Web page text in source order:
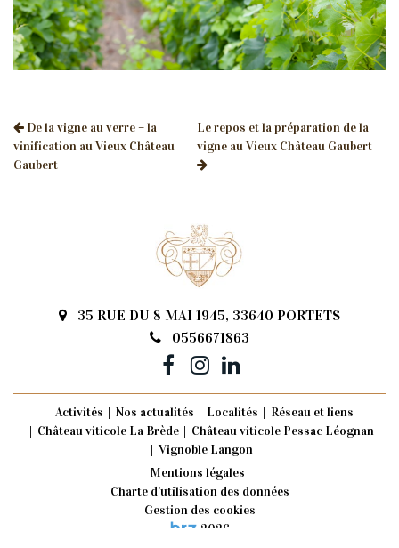
De la vigne au verre – la
vinification au Vieux Château
Gaubert
Le repos et la préparation de la
vigne au Vieux Château Gaubert
35 RUE DU 8 MAI 1945, 33640 PORTETS
0556671863
Activités Nos actualités Localités
Réseau et liens
Château viticole La Brède
Château viticole Pessac Léognan
Vignoble Langon
Mentions légales
Charte d’utilisation des données
Gestion des cookies
2026